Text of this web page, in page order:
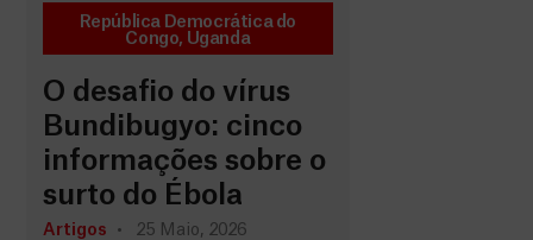
República Democrática do
Congo, Uganda
O desafio do vírus
Bundibugyo: cinco
informações sobre o
surto do Ébola
Artigos 25 Maio, 2026